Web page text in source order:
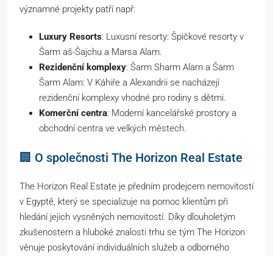
významné projekty patří např:
Luxury Resorts: Luxusní resorty: Špičkové resorty v
Šarm aš-Šajchu a Marsa Alam.
Rezidenční komplexy: Šarm Sharm Alam a Šarm
Šarm Alam: V Káhiře a Alexandrii se nacházejí
rezidenční komplexy vhodné pro rodiny s dětmi.
Komerční centra: Moderní kancelářské prostory a
obchodní centra ve velkých městech.
🏢 O společnosti The Horizon Real Estate
The Horizon Real Estate je předním prodejcem nemovitostí
v Egyptě, který se specializuje na pomoc klientům při
hledání jejich vysněných nemovitostí. Díky dlouholetým
zkušenostem a hluboké znalosti trhu se tým The Horizon
věnuje poskytování individuálních služeb a odborného